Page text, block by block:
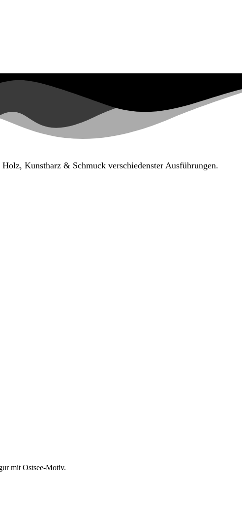
Kunstharz & Schmuck verschiedenster Ausführungen.